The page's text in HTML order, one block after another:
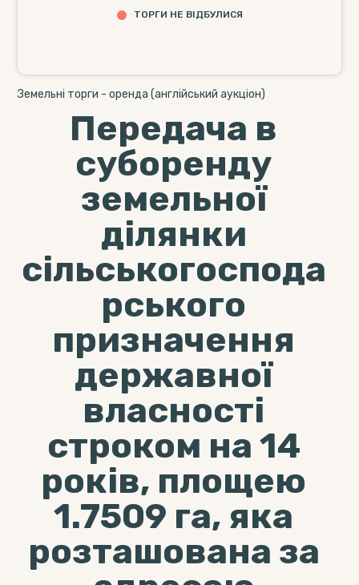
ТОРГИ НЕ ВІДБУЛИСЯ
Земельні торги - оренда (англійський аукціон)
Передача в
суборенду
земельної
ділянки
сільськогоспода
рського
призначення
державної
власності
строком на 14
років, площею
1.7509 га, яка
розташована за